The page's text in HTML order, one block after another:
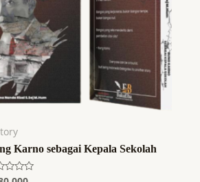
Karno sebagai Kepala Sekolah